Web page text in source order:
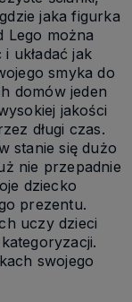
jaka figurka
Lego można
układać jak
smyka do
domów jeden
jakości
długi czas.
stanie się dużo
nie przepadnie
dziecko
prezentu.
uczy dzieci
swojego